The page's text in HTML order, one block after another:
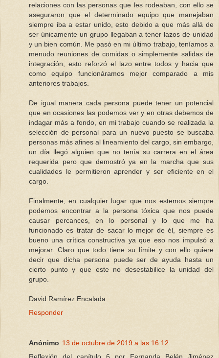
relaciones con las personas que les rodeaban, con ello se
aseguraron que el determinado equipo que manejaban
siempre iba a estar unido, esto debido a que más allá de
ser únicamente un grupo llegaban a tener lazos de unidad
y un bien común. Me pasó en mi último trabajo, teníamos a
menudo reuniones de comidas o simplemente salidas de
integración, esto reforzó el lazo entre todos y hacia que
como equipo funcionáramos mejor comparado a mis
anteriores trabajos.
De igual manera cada persona puede tener un potencial
que en ocasiones las podemos ver y en otras debemos de
indagar más a fondo, en mi trabajo cuando se realizada la
selección de personal para un nuevo puesto se buscaba
personas más afines al lineamiento del cargo, sin embargo,
un día llegó alguien que no tenía su carrera en el área
requerida pero que demostró ya en la marcha que sus
cualidades le permitieron aprender y ser eficiente en el
cargo.
Finalmente, en cualquier lugar que nos estemos siempre
podemos encontrar a la persona tóxica que nos puede
causar percances, en lo personal y lo que me ha
funcionado es tratar de sacar lo mejor de él, siempre es
bueno una crítica constructiva ya que eso nos impulsó a
mejorar. Claro que todo tiene su límite y con ello quiere
decir que dicha persona puede ser de ayuda hasta un
cierto punto y que este no desestabilice la unidad del
grupo.
David Ramírez Encalada
Responder
Anónimo 13 de octubre de 2019 a las 16:12